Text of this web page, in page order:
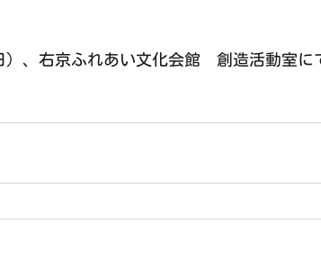
、右京ふれあい文化会館　創造活動室に